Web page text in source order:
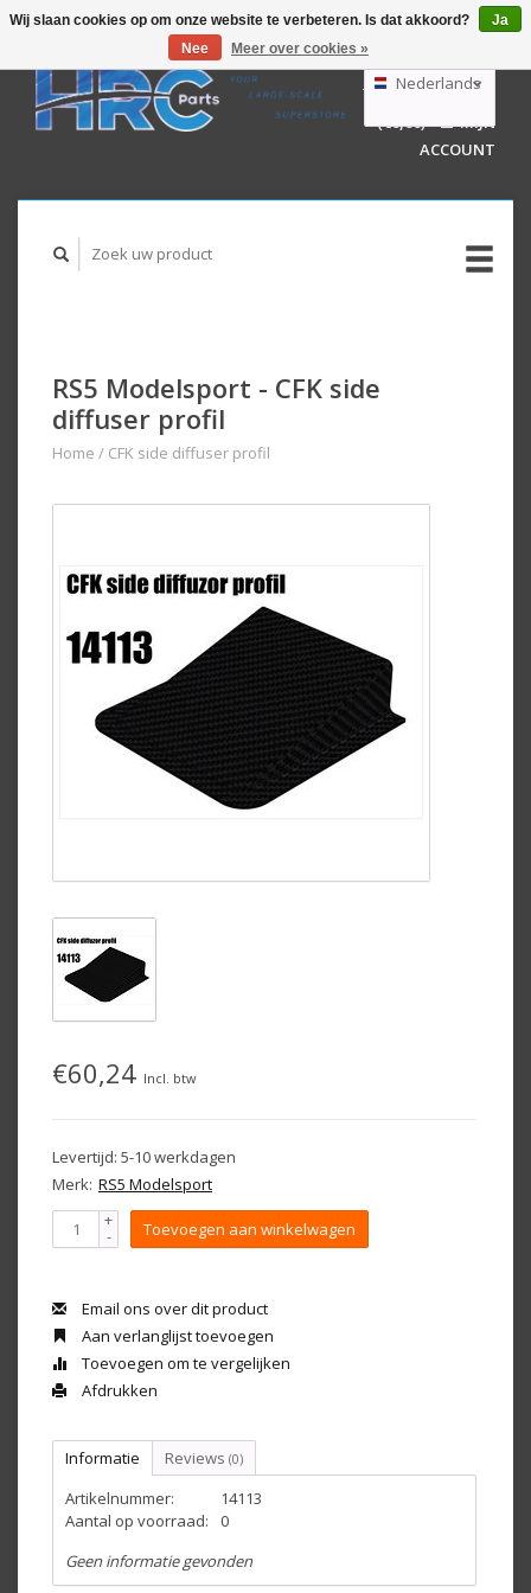
GBP
AUD
Nederlands
Deutsch
English
WINKELWAGEN
(€0,00)
MIJN
ACCOUNT
RS5 Modelsport - CFK side
diffuser profil
Home / CFK side diffuser profil
€60,24 Incl. btw
Levertijd: 5-10 werkdagen
Merk: RS5 Modelsport
+
- Toevoegen aan winkelwagen
Email ons over dit product
Aan verlanglijst toevoegen
Toevoegen om te vergelijken
Afdrukken
Informatie Reviews (0)
Artikelnummer:
14113
Aantal op voorraad:
0
Geen informatie gevonden
Wij slaan cookies op om onze website te verbeteren. Is dat akkoord?
Ja
Nee
Meer over cookies »